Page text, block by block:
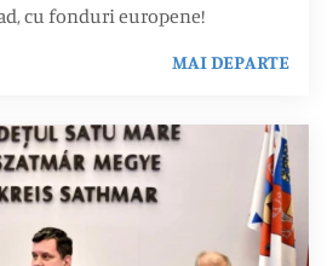
cu fonduri europene!
MAI DEPARTE